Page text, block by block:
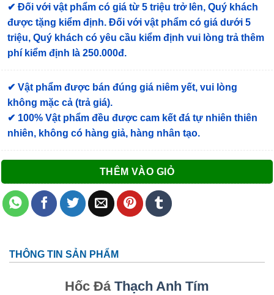
✔ Đối với vật phẩm có giá từ 5 triệu trở lên, Quý khách
được tặng kiểm định. Đối với vật phẩm có giá dưới 5
triệu, Quý khách có yêu cầu kiểm định vui lòng trả thêm
phí kiểm định là 250.000đ.
✔ Vật phẩm được bán đúng giá niêm yết, vui lòng
không mặc cả (trả giá).
✔ 100% Vật phẩm đều được cam kết đá tự nhiên thiên
nhiên, không có hàng giả, hàng nhân tạo.
THÊM VÀO GIỎ
THÔNG TIN SẢN PHẨM
Hốc Đá Thạch Anh Tím